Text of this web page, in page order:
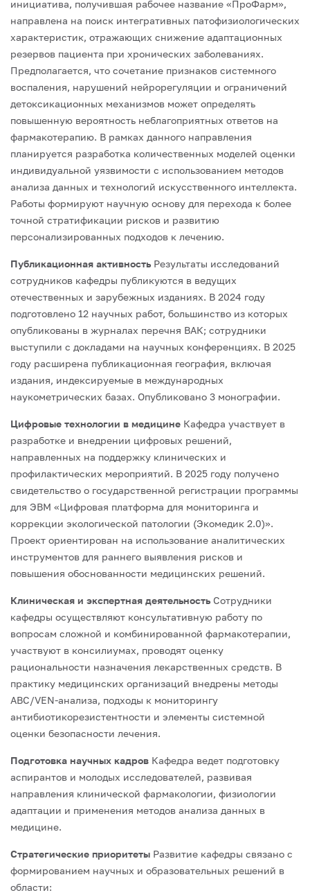
инициатива, получившая рабочее название «ПроФарм»,
направлена на поиск интегративных патофизиологических
характеристик, отражающих снижение адаптационных
резервов пациента при хронических заболеваниях.
Предполагается, что сочетание признаков системного
воспаления, нарушений нейрорегуляции и ограничений
детоксикационных механизмов может определять
повышенную вероятность неблагоприятных ответов на
фармакотерапию. В рамках данного направления
планируется разработка количественных моделей оценки
индивидуальной уязвимости с использованием методов
анализа данных и технологий искусственного интеллекта.
Работы формируют научную основу для перехода к более
точной стратификации рисков и развитию
персонализированных подходов к лечению.
Публикационная активность Результаты исследований
сотрудников кафедры публикуются в ведущих
отечественных и зарубежных изданиях. В 2024 году
подготовлено 12 научных работ, большинство из которых
опубликованы в журналах перечня ВАК; сотрудники
выступили с докладами на научных конференциях. В 2025
году расширена публикационная география, включая
издания, индексируемые в международных
наукометрических базах. Опубликовано 3 монографии.
Цифровые технологии в медицине Кафедра участвует в
разработке и внедрении цифровых решений,
направленных на поддержку клинических и
профилактических мероприятий. В 2025 году получено
свидетельство о государственной регистрации программы
для ЭВМ «Цифровая платформа для мониторинга и
коррекции экологической патологии (Экомедик 2.0)».
Проект ориентирован на использование аналитических
инструментов для раннего выявления рисков и
повышения обоснованности медицинских решений.
Клиническая и экспертная деятельность Сотрудники
кафедры осуществляют консультативную работу по
вопросам сложной и комбинированной фармакотерапии,
участвуют в консилиумах, проводят оценку
рациональности назначения лекарственных средств. В
практику медицинских организаций внедрены методы
ABC/VEN-анализа, подходы к мониторингу
антибиотикорезистентности и элементы системной
оценки безопасности лечения.
Подготовка научных кадров Кафедра ведет подготовку
аспирантов и молодых исследователей, развивая
направления клинической фармакологии, физиологии
адаптации и применения методов анализа данных в
медицине.
Стратегические приоритеты Развитие кафедры связано с
формированием научных и образовательных решений в
области: